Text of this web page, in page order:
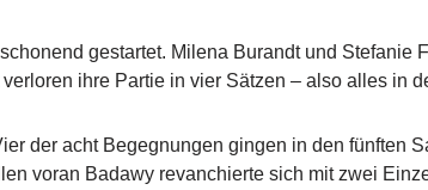
gestartet. Milena Burandt und Stefanie
ihre Partie in vier Sätzen – also alles in
der acht Begegnungen gingen in den fünften
voran Badawy revanchierte sich mit zwei